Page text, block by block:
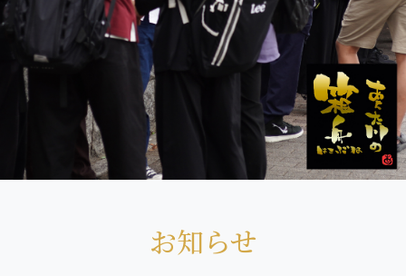
お知らせ